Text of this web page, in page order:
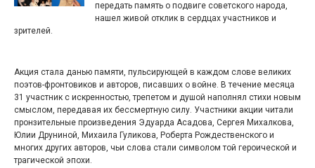
передать память о подвиге советского народа,
нашел живой отклик в сердцах участников и
зрителей.
Акция стала данью памяти, пульсирующей в каждом слове великих
поэтов-фронтовиков и авторов, писавших о войне. В течение месяца
31 участник с искренностью, трепетом и душой наполнял стихи новым
смыслом, передавая их бессмертную силу. Участники акции читали
пронзительные произведения Эдуарда Асадова, Сергея Михалкова,
Юлии Друниной, Михаила Гуликова, Роберта Рождественского и
многих других авторов, чьи слова стали символом той героической и
трагической эпохи.